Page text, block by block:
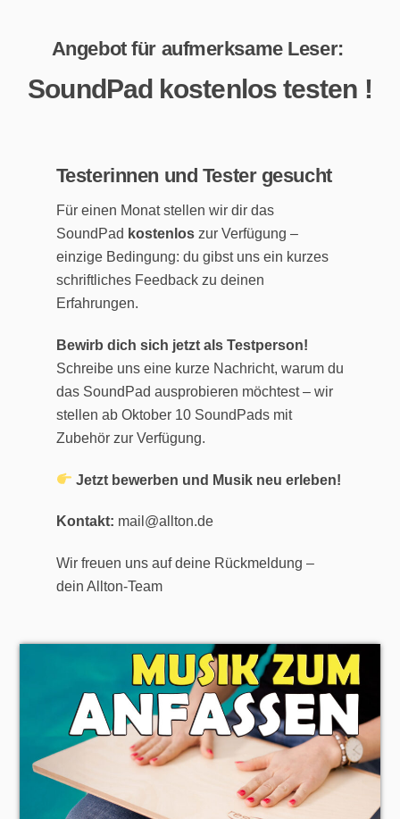
springenAngebot für aufmerksame Leser:
SoundPad kostenlos testen !
Testerinnen und Tester gesucht
Für einen Monat stellen wir dir das
SoundPad kostenloszur Verfügung –
einzige Bedingung: du gibst uns ein kurzes
schriftliches Feedback zu deinen
Erfahrungen.
Bewirb dich sich jetzt als Testperson!
Schreibe uns eine kurze Nachricht, warum du
das SoundPad ausprobieren möchtest – wir
stellen ab Oktober 10 SoundPads mit
Zubehör zur Verfügung.
Jetzt bewerben und Musik neu erleben!
Kontakt: mail@allton.de
Wir freuen uns auf deine Rückmeldung –
dein Allton-Team